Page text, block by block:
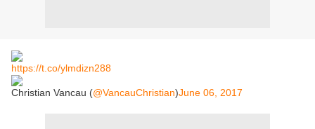
https://t.co/ylmdizn288
Christian Vancau (@VancauChristian)June 06, 2017